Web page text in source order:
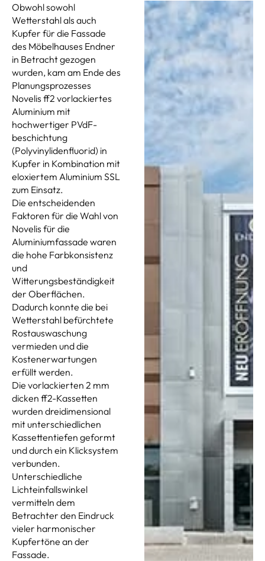
Obwohl sowohl
Wetterstahl als auch
Kupfer für die Fassade
des Möbelhauses Endner
in Betracht gezogen
wurden, kam am Ende des
Planungsprozesses
Novelis ff2 vorlackiertes
Aluminium mit
hochwertiger PVdF-
beschichtung
(Polyvinylidenfluorid) in
Kupfer in Kombination mit
eloxiertem Aluminium SSL
zum Einsatz.
Die entscheidenden
Faktoren für die Wahl von
Novelis für die
Aluminiumfassade waren
die hohe Farbkonsistenz
und
Witterungsbeständigkeit
der Oberflächen.
Dadurch konnte die bei
Wetterstahl befürchtete
Rostauswaschung
vermieden und die
Kostenerwartungen
erfüllt werden.
Die vorlackierten 2 mm
dicken ff2-Kassetten
wurden dreidimensional
mit unterschiedlichen
Kassettentiefen geformt
und durch ein Klicksystem
verbunden.
Unterschiedliche
Lichteinfallswinkel
vermitteln dem
Betrachter den Eindruck
vieler harmonischer
Kupfertöne an der
Fassade.